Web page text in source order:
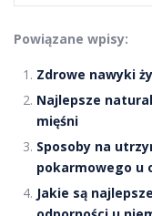
Powiązane wpisy:
Zdrowe nawyki
Najlepsze
mięśni
Sposoby na
pokarmowego u
Jakie są